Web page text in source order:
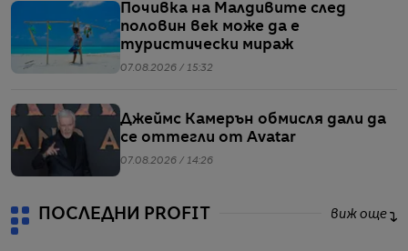
Почивка на Малдивите след
половин век може да е
туристически мираж
07.08.2026 / 15:32
Джеймс Камерън обмисля дали да
се оттегли от Avatar
07.08.2026 / 14:26
ПОСЛЕДНИ PROFIT виж още